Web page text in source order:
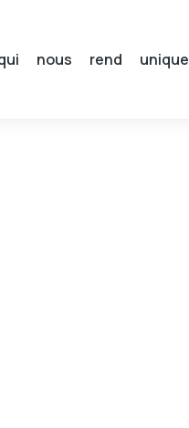
nous rend unique